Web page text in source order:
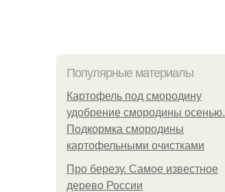
Популярные материалы
Картофель под смородину
удобрение смородины осенью.
Подкормка смородины
картофельными очистками
Про березу. Самое известное
дерево России